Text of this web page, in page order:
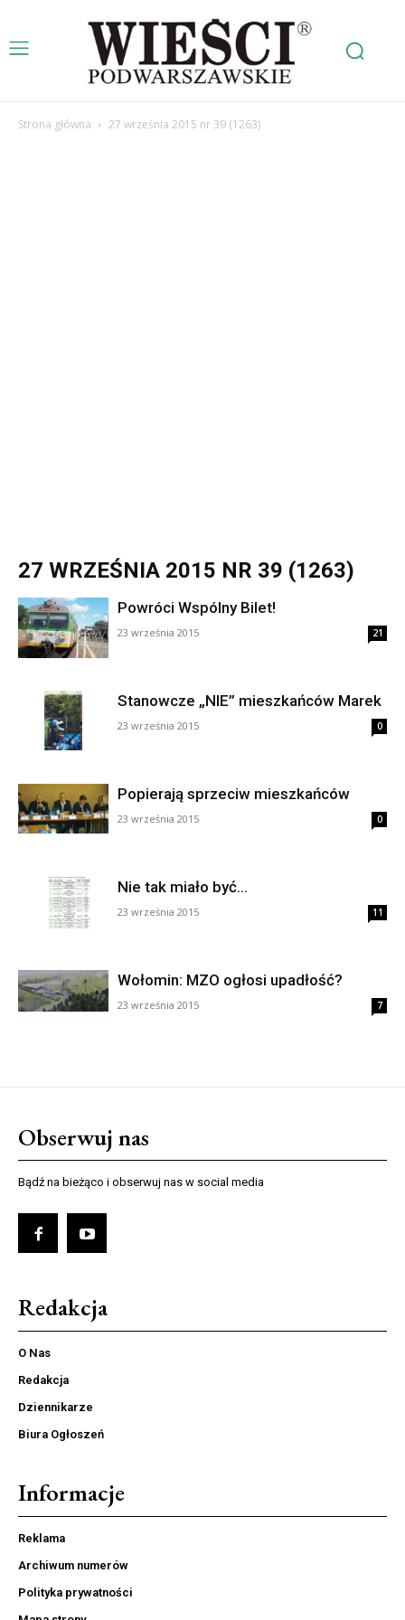
Strona główna 27 września 2015 nr 39 (1263)
27 WRZEŚNIA 2015 NR 39 (1263)
Powróci Wspólny Bilet!
23 września 2015 21
Stanowcze „NIE” mieszkańców Marek
23 września 2015 0
Popierają sprzeciw mieszkańców
23 września 2015 0
Nie tak miało być…
23 września 2015 11
Wołomin: MZO ogłosi upadłość?
23 września 2015 7
Obserwuj nas
Bądź na bieżąco i obserwuj nas w social media
Redakcja
O Nas
Redakcja
Dziennikarze
Biura Ogłoszeń
Informacje
Reklama
Archiwum numerów
Polityka prywatności